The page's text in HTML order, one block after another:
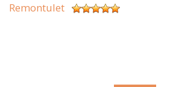
Remontulet